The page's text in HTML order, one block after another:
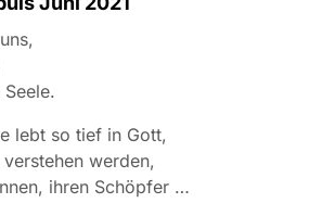
lebt so tief in Gott,
werden,
ihren Schöpfer …